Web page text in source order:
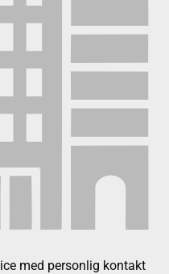
med personlig kontakt